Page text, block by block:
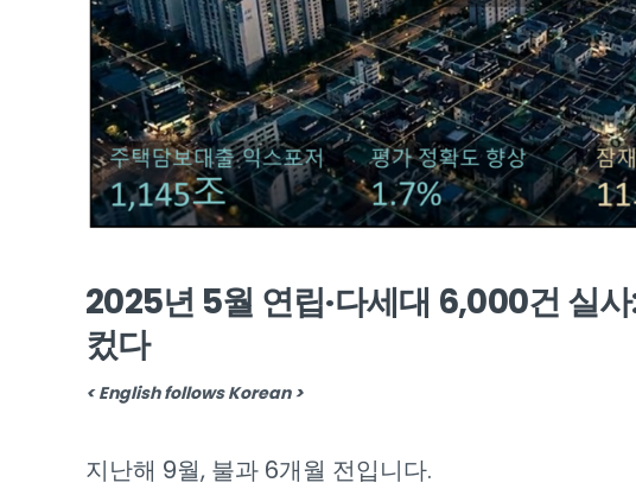
2025년 5월 연립·다세대 6,000건 실
컸다
< English follows Korean >
지난해 9월, 불과 6개월 전입니다.